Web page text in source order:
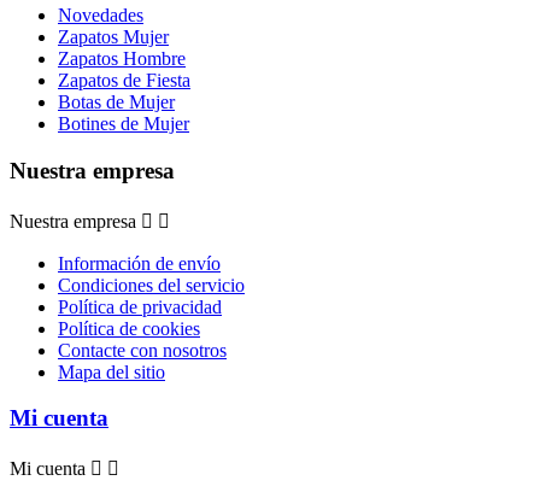
Novedades
Zapatos Mujer
Zapatos Hombre
Zapatos de Fiesta
Botas de Mujer
Botines de Mujer
Nuestra empresa
Nuestra empresa  
Información de envío
Condiciones del servicio
Política de privacidad
Política de cookies
Contacte con nosotros
Mapa del sitio
Mi cuenta
Mi cuenta  